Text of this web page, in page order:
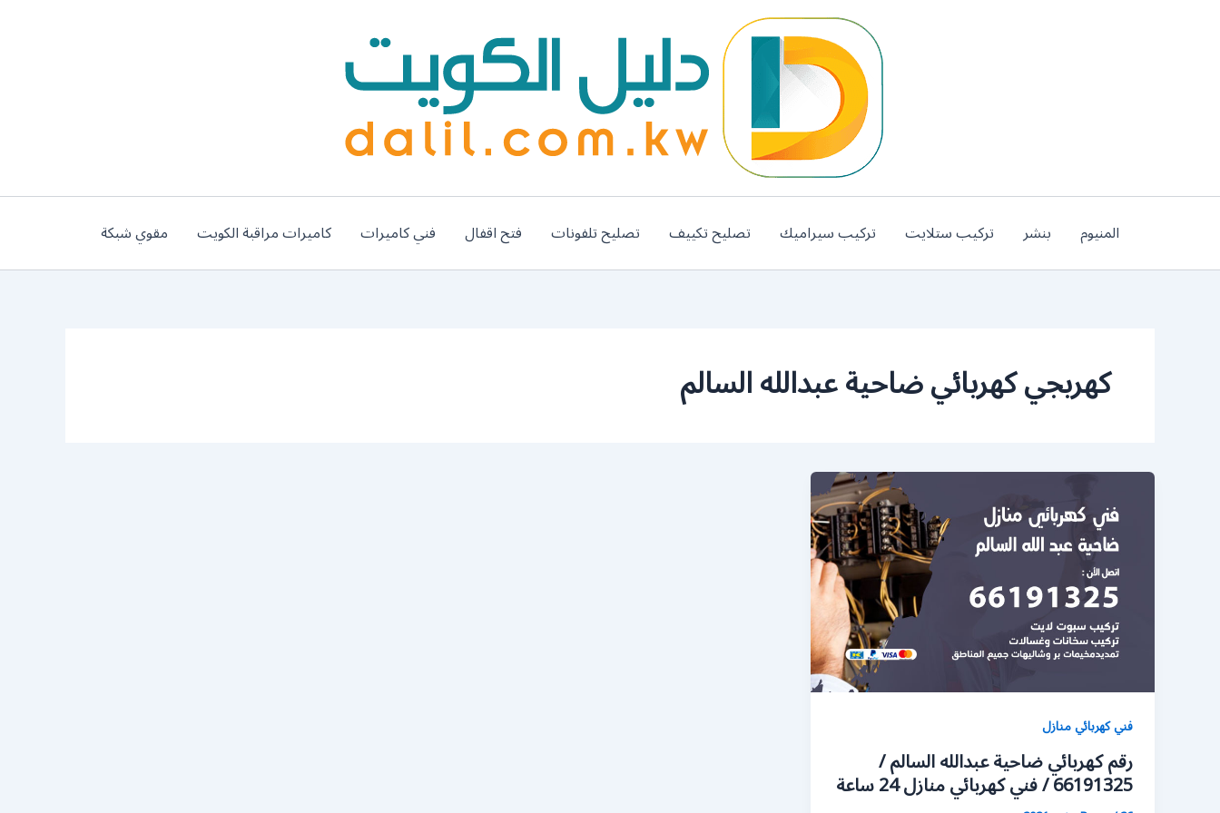
المنيوم بنشر تركيب ستلايت تركيب سيراميك تصليح تكييف تصليح تلفونات فتح اقفال فني كاميرات كاميرات مراقبة الكويت مقوي شبكة
كهربجي كهربائي ضاحية عبدالله السالم
فني كهربائي منازل
رقم كهربائي ضاحية عبدالله السالم /
66191325 / فني كهربائي منازل 24 ساعة